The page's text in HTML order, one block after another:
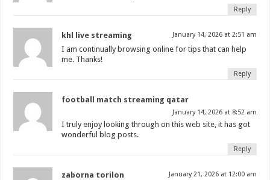
Reply
khl live streaming January 14, 2026 at 2:51 am
I am continually browsing online for tips that can help
me. Thanks!
Reply
football match streaming qatar
January 14, 2026 at 8:52 am
I truly enjoy looking through on this web site, it has got
wonderful blog posts.
Reply
zaborna torilon January 21, 2026 at 12:00 am